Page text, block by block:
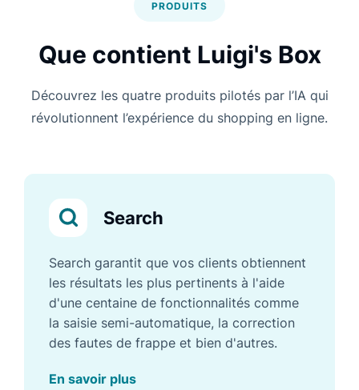
PRODUITS
Que contient Luigi's Box
Découvrez les quatre produits pilotés par l’IA qui
révolutionnent l’expérience du shopping en ligne.
Search
Search garantit que vos clients obtiennent
les résultats les plus pertinents à l'aide
d'une centaine de fonctionnalités comme
la saisie semi-automatique, la correction
des fautes de frappe et bien d'autres.
En savoir plus